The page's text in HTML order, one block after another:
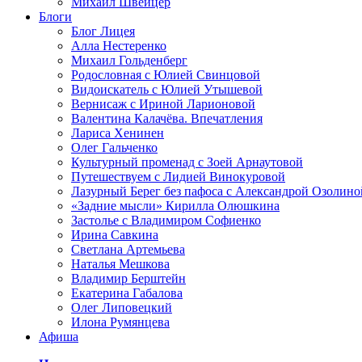
Блоги
Блог Лицея
Алла Нестеренко
Михаил Гольденберг
Родословная с Юлией Свинцовой
Видоискатель с Юлией Утышевой
Вернисаж с Ириной Ларионовой
Валентина Калачёва. Впечатления
Лариса Хенинен
Олег Гальченко
Культурный променад с Зоей Арнаутовой
Путешествуем с Лидией Винокуровой
Лазурный Берег без пафоса с Александрой
«Задние мысли» Кирилла Олюшкина
Застолье с Владимиром Софиенко
Ирина Савкина
Светлана Артемьева
Наталья Мешкова
Владимир Берштейн
Екатерина Габалова
Олег Липовецкий
Илона Румянцева
Афиша